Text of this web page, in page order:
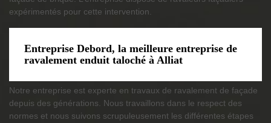
expérimentés pour cette intervention.
Entreprise Debord, la meilleure entreprise de
ravalement enduit taloché à Alliat
Notre entreprise est experte en travaux de ravalement de façade
depuis des générations. Nous travaillons dans le respect des
normes et nous suivons scrupuleusement les différentes étapes